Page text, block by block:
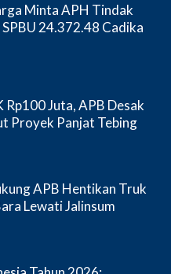
Minta APH Tindak
24.372.48 Cadika
Rp100 Juta, APB Desak
Proyek Panjat Tebing
APB Hentikan Truk
Lewati Jalinsum